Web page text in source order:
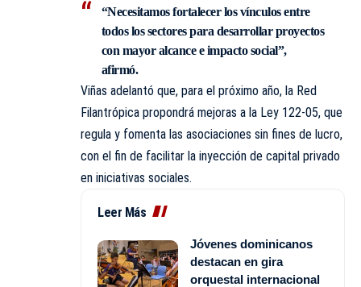
“Necesitamos fortalecer los vínculos entre
todos los sectores para desarrollar proyectos
con mayor alcance e impacto social”,
afirmó.
Viñas adelantó que, para el próximo año, la Red
Filantrópica propondrá mejoras a la Ley 122-05, que
regula y fomenta las asociaciones sin fines de lucro,
con el fin de facilitar la inyección de capital privado
en iniciativas sociales.
Leer Más
Jóvenes dominicanos
destacan en gira
orquestal internacional